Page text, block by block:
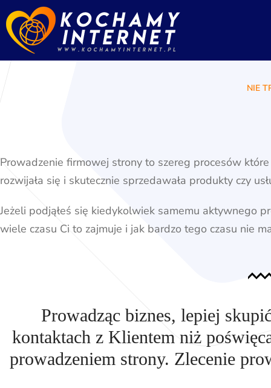
NIE
Prowadzenie firmowej strony to szereg procesów
rozwijała się i skutecznie sprzedawała produkty czy
Jeżeli podjąłeś się kiedykolwiek samemu aktywnego
wiele czasu Ci to zajmuje i jak bardzo tego czasu nie
Prowadząc biznes, lepiej
kontaktach z Klientem niż
prowadzeniem strony. Zlecenie